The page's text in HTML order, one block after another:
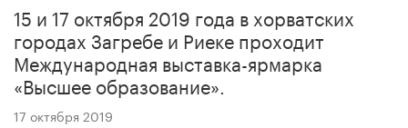
15 и 17 октября 2019 года в хорватских
городах Загребе и Риеке проходит
Международная выставка-ярмарка
«Высшее образование».
17 октября 2019